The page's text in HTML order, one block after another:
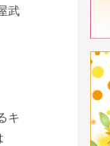
武
キ